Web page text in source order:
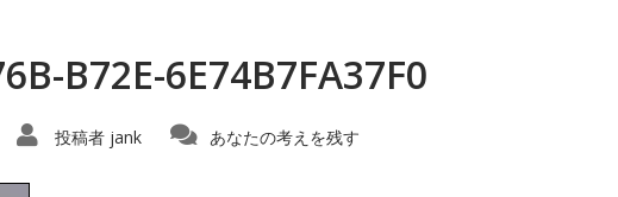
B72E-6E74B7FA37F0
投稿者 jank あなたの考えを残す